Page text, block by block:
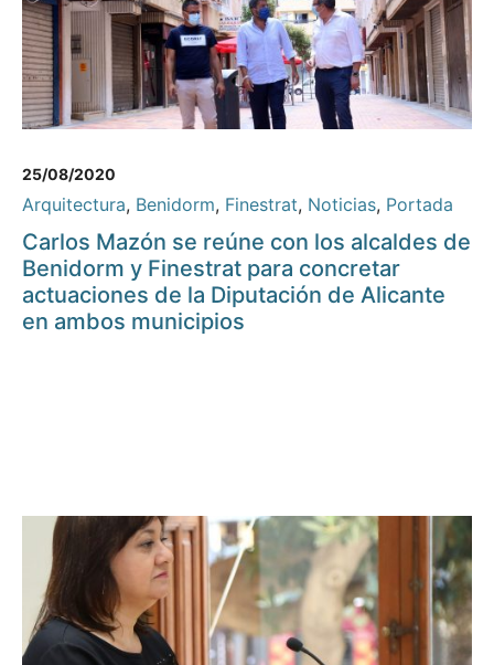
25/08/2020
Arquitectura, Benidorm, Finestrat, Noticias, Portada
Carlos Mazón se reúne con los alcaldes de
Benidorm y Finestrat para concretar
actuaciones de la Diputación de Alicante
en ambos municipios